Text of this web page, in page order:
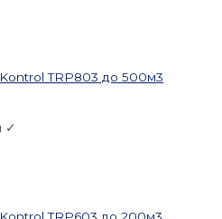
TRP803 до 500м3
✓
TRP603 до 200м3